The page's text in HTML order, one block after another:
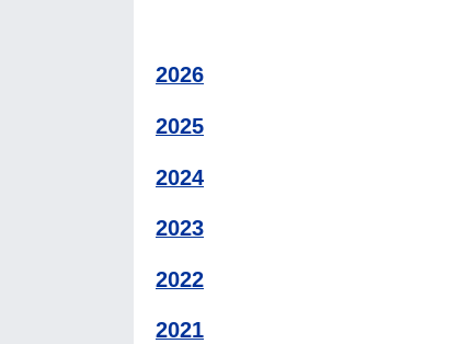
2026
2025
2024
2023
2022
2021